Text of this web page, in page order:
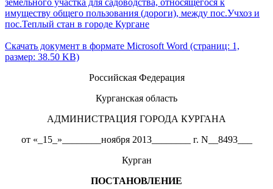
имуществу общего пользования (дороги), между пос.Учхоз и
пос.Теплый стан в городе Кургане
Скачать документ в формате Microsoft Word (страниц: 1,
размер: 38.50 KB)
Российская Федерация
Курганская область
АДМИНИСТРАЦИЯ ГОРОДА КУРГАНА
от «_15_»________ноября 2013________ г. N__8493___
Курган
ПОСТАНОВЛЕНИЕ